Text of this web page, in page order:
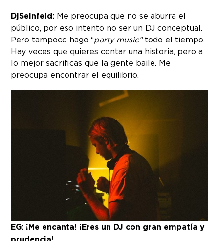
DjSeinfeld: Me preocupa que no se aburra el
público, por eso intento no ser un DJ conceptual.
Pero tampoco hago “party music”todo el tiempo.
Hay veces que quieres contar una historia, pero a
lo mejor sacrificas que la gente baile. Me
preocupa encontrar el equilibrio.
EG: ¡Me encanta! ¡Eres un DJ con gran empatía y